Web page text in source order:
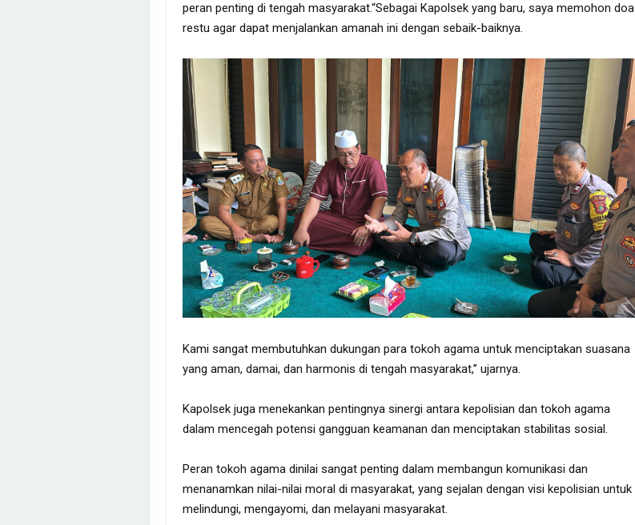
peran penting di tengah masyarakat.“Sebagai Kapolsek yang baru, saya memohon doa
restu agar dapat menjalankan amanah ini dengan sebaik-baiknya.
Kami sangat membutuhkan dukungan para tokoh agama untuk menciptakan suasana
yang aman, damai, dan harmonis di tengah masyarakat,” ujarnya.
Kapolsek juga menekankan pentingnya sinergi antara kepolisian dan tokoh agama
dalam mencegah potensi gangguan keamanan dan menciptakan stabilitas sosial.
Peran tokoh agama dinilai sangat penting dalam membangun komunikasi dan
menanamkan nilai-nilai moral di masyarakat, yang sejalan dengan visi kepolisian untuk
melindungi, mengayomi, dan melayani masyarakat.